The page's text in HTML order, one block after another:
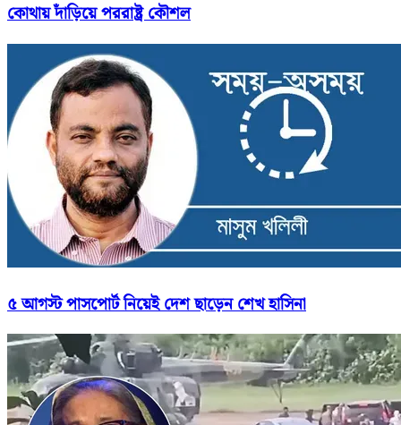
কোথায় দাঁড়িয়ে পররাষ্ট্র কৌশল
৫ আগস্ট পাসপোর্ট নিয়েই দেশ ছাড়েন শেখ হাসিনা